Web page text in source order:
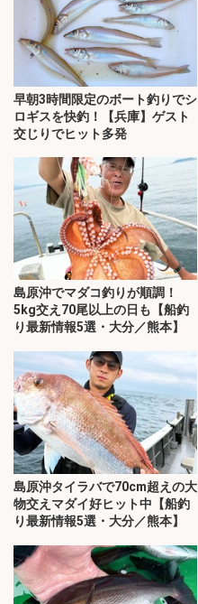
早朝3時間限定のボート釣りでシ
ロギスを快釣！【兵庫】ゲスト
交じりでヒット多発
島原沖でマダコ釣りが順調！
5kg交え70尾以上の日も【船釣
り最新情報5選・大分／熊本】
島原沖タイラバで70cm超えの大
物交えマダイ好ヒット中【船釣
り最新情報5選・大分／熊本】